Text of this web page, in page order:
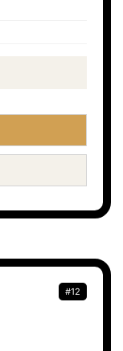
#12